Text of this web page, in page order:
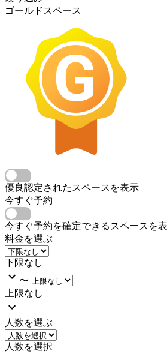
ゴールドスペース
優良認定されたスペースを表示
今すぐ予約
今すぐ予約を確定できるスペースを
料金を選ぶ
下限なし
〜
上限なし
人数を選ぶ
人数を選択